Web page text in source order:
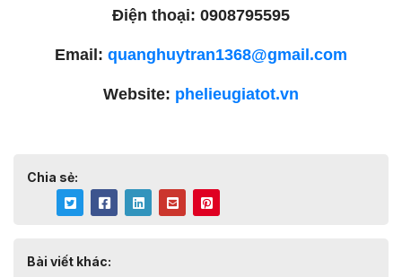
Điện thoại: 0908795595
Email: quanghuytran1368@gmail.com
Website: phelieugiatot.vn
Chia sẻ:
Bài viết khác: